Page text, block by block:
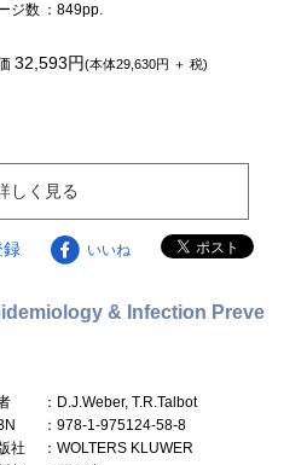
ジ数 ：849pp.
32,593円(本体29,630円 ＋ 税)
しく見る
録 いいね
& Infection Preve
：D.J.Weber, T.R.Talbot
：978-1-975124-58-8
社
：WOLTERS KLUWER